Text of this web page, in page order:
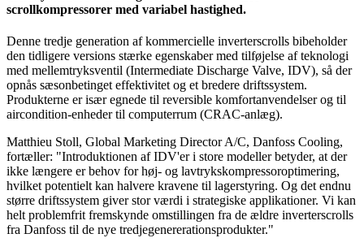
scrollkompressorer med variabel hastighed.
Denne tredje generation af kommercielle inverterscrolls bibeholder
den tidligere versions stærke egenskaber med tilføjelse af teknologi
med mellemtryksventil (Intermediate Discharge Valve, IDV), så der
opnås sæsonbetinget effektivitet og et bredere driftssystem.
Produkterne er især egnede til reversible komfortanvendelser og til
aircondition-enheder til computerrum (CRAC-anlæg).
Matthieu Stoll, Global Marketing Director A/C, Danfoss Cooling,
fortæller: "Introduktionen af IDV'er i store modeller betyder, at der
ikke længere er behov for høj- og lavtrykskompressoroptimering,
hvilket potentielt kan halvere kravene til lagerstyring. Og det endnu
større driftssystem giver stor værdi i strategiske applikationer. Vi kan
helt problemfrit fremskynde omstillingen fra de ældre inverterscrolls
fra Danfoss til de nye tredjegenererationsprodukter."